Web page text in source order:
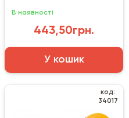
В наявності
443,50грн.
У кошик
код:
34017